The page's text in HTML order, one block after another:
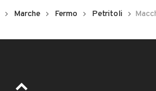
Marche Fermo Petritoli